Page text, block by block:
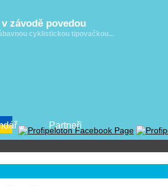
závodě povedou
cyklistickou tipovačkou...
Partneři